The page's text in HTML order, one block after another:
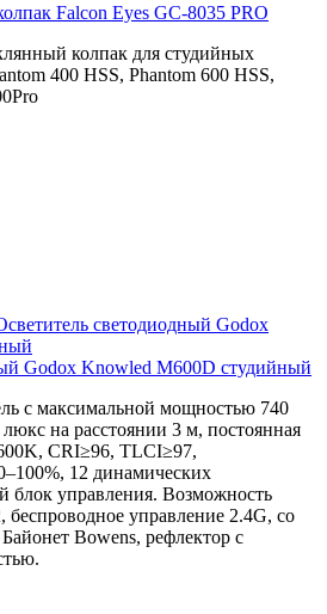
Falcon Eyes GC-8035 PRO
колпак для студийных
400 HSS, Phantom 600 HSS,
Godox Knowled M600D студийный
с максимальной мощностью 740
на расстоянии 3 м, постоянная
CRI≥96, TLCI≥97,
12 динамических
блок управления. Возможность
управление 2.4G, со
Bowens, рефлектор с